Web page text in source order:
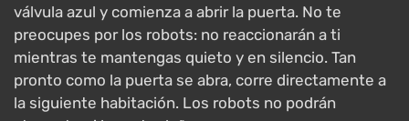
válvula azul y comienza a abrir la puerta. No te
preocupes por los robots: no reaccionarán a ti
mientras te mantengas quieto y en silencio. Tan
pronto como la puerta se abra, corre directamente a
la siguiente habitación. Los robots no podrán